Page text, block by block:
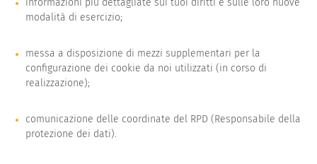
informazioni più dettagliate sui tuoi diritti e sulle loro nuove
modalità di esercizio;
messa a disposizione di mezzi supplementari per la
configurazione dei cookie da noi utilizzati (in corso di
realizzazione);
comunicazione delle coordinate del RPD (Responsabile della
protezione dei dati).